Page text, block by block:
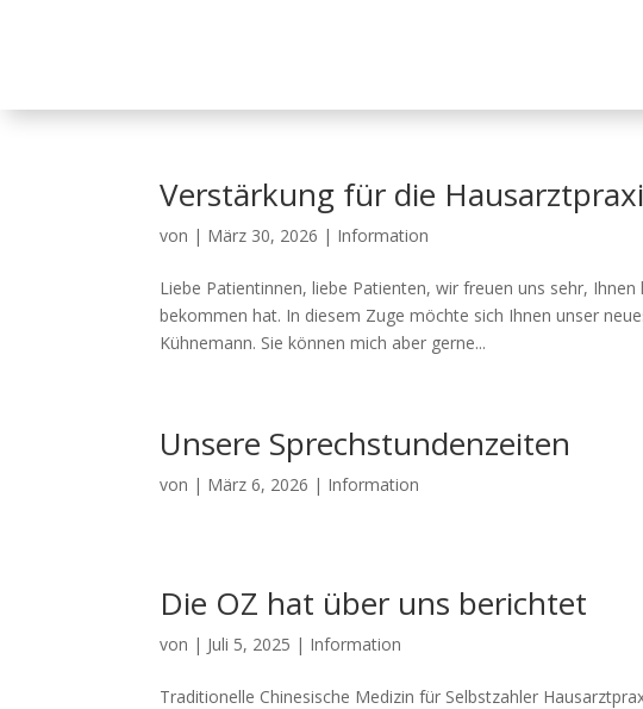
Verstärkung für die
von | März 30, 2026 | Information
Liebe Patientinnen, liebe Patienten, wir freuen uns sehr,
bekommen hat. In diesem Zuge möchte sich Ihnen unser
Kühnemann. Sie können mich aber gerne...
Unsere Sprechstundenzeiten
von | März 6, 2026 | Information
Die OZ hat über uns berichtet
von | Juli 5, 2025 | Information
Traditionelle Chinesische Medizin für Selbstzahler